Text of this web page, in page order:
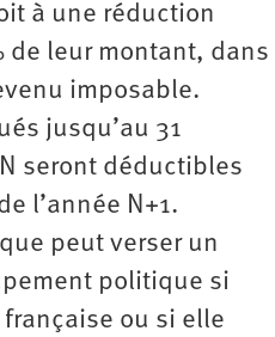
à une réduction
de leur montant, dans
imposable.
jusqu’au 31
seront déductibles
l’année N+1.
peut verser un
politique si
ou si elle